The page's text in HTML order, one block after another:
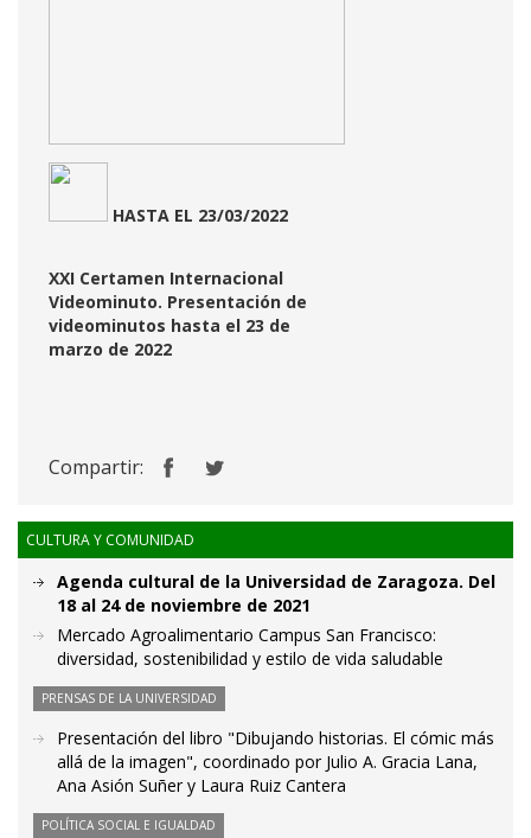
HASTA EL 23/03/2022
XXI Certamen Internacional
Videominuto. Presentación de
videominutos hasta el 23 de
marzo de 2022
Compartir:
CULTURA Y COMUNIDAD
Agenda cultural de la Universidad de Zaragoza. Del
18 al 24 de noviembre de 2021
Mercado Agroalimentario Campus San Francisco:
diversidad, sostenibilidad y estilo de vida saludable
PRENSAS DE LA UNIVERSIDAD
Presentación del libro "Dibujando historias. El cómic más
allá de la imagen", coordinado por Julio A. Gracia Lana,
Ana Asión Suñer y Laura Ruiz Cantera
POLÍTICA SOCIAL E IGUALDAD